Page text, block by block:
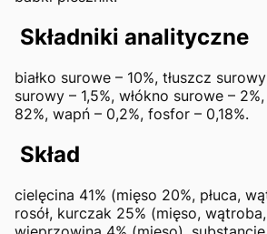
Składniki analityczne
białko surowe – 10%, tłuszcz
surowy – 1,5%, włókno surowe –
82%, wapń – 0,2%, fosfor – 0,18%.
Skład
cielęcina 41% (mięso 20%, płuca,
rosół, kurczak 25% (mięso,